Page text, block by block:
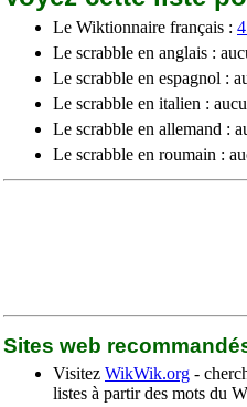
Le Wiktionnaire français :
Le scrabble en anglais :
Le scrabble en espagnol :
Le scrabble en italien :
Le scrabble en allemand :
Le scrabble en roumain :
Sites web
Visitez WikWik.org -
listes à partir des mots du